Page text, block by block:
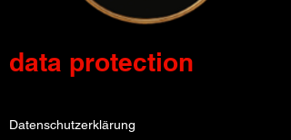
data protection
Datenschutz­erklärung